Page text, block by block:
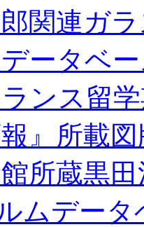
関連ガ
ータベ
ンス留
報』所載
所蔵黒
ムデータ